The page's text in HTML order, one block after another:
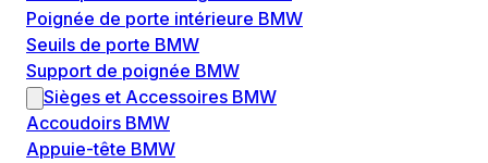
Poignée de porte intérieure BMW
Seuils de porte BMW
Support de poignée BMW
Sièges et Accessoires BMW
Accoudoirs BMW
Appuie-tête BMW